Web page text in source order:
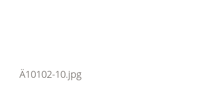
Ä10102-10.jpg